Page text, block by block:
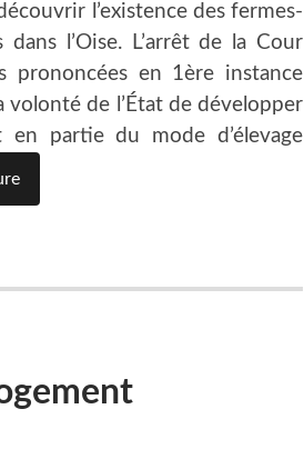
l’existence des fermes-
l’Oise. L’arrêt de la Cour
prononcées en 1ère instance
de l’État de développer
en partie du mode d’élevage